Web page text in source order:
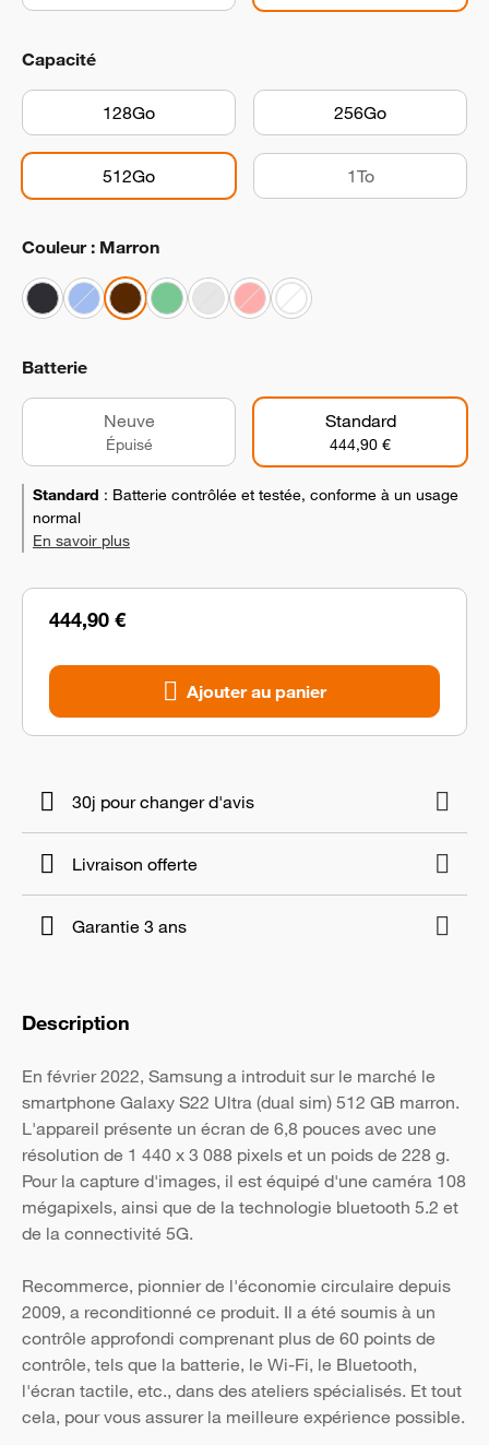
444,90 €
Ajouter au panier
Capacité
128Go 256Go
512Go 1To
Couleur : Marron
Batterie
Neuve
Épuisé
Standard
444,90 €
Standard : Batterie contrôlée et testée, conforme à un usage
normal
En savoir plus
30j pour changer d'avis
Livraison offerte
Garantie 3 ans
Description
En février 2022, Samsung a introduit sur le marché le
smartphone Galaxy S22 Ultra (dual sim) 512 GB marron.
L'appareil présente un écran de 6,8 pouces avec une
résolution de 1 440 x 3 088 pixels et un poids de 228 g.
Pour la capture d'images, il est équipé d'une caméra 108
mégapixels, ainsi que de la technologie bluetooth 5.2 et
de la connectivité 5G.
Recommerce, pionnier de l'économie circulaire depuis
2009, a reconditionné ce produit. Il a été soumis à un
contrôle approfondi comprenant plus de 60 points de
contrôle, tels que la batterie, le Wi-Fi, le Bluetooth,
l'écran tactile, etc., dans des ateliers spécialisés. Et tout
cela, pour vous assurer la meilleure expérience possible.